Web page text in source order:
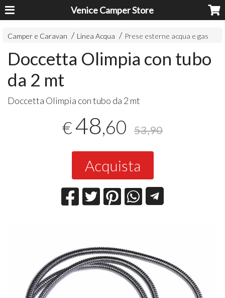
Venice Camper Store
Camper e Caravan Linea Acqua Prese esterne acqua e gas
Doccetta Olimpia con tubo
da 2 mt
Doccetta Olimpia con tubo da 2 mt
€48,60 53,90
Acquista